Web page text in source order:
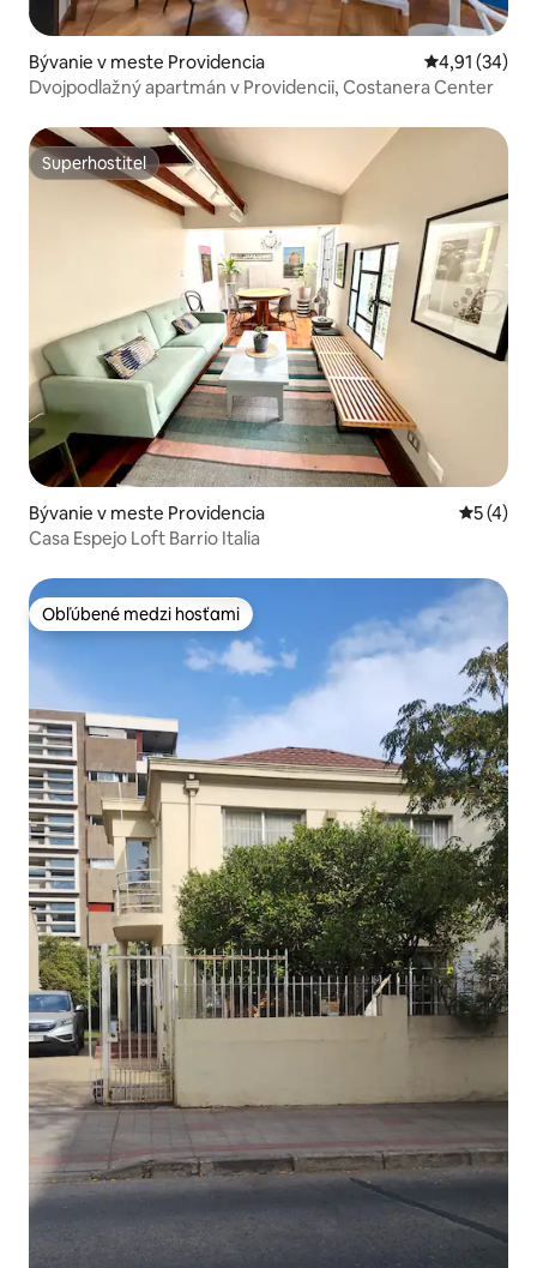
Bývanie v meste Providencia Priemerné
4,91 (34)
Dvojpodlažný apartmán v Providencii, Costanera Center
Superhostiteľ
Superhostiteľ
Bývanie v meste Providencia
5 (4)
Casa Espejo Loft Barrio Italia
Obľúbené medzi hosťami
Obľúbené medzi hosťami